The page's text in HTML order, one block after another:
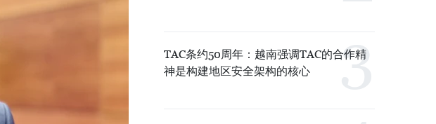
TAC条约50周年：越南强调TAC的合作精
神是构建地区安全架构的核心